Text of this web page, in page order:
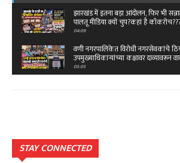
झारखंड में इतना बड़ा आंदोलन, फिर भी
पालतू मीडिया क्यों चुप?कहां है
04:09
वणी नगरपालिकेत विरोधी नगरसेवकांचे
उपमुख्याधिकाऱ्यांच्या कक्षावर दाव्यावरून
05:03
03:45
क्या है रफी साहब के आखिरी गीत की
STAY CONNECTED